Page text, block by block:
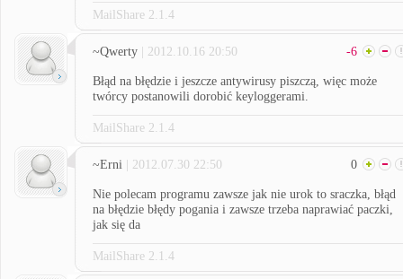
MailShare 2.1.4
~Qwerty | 2012.10.16 20:50 -6
Błąd na błędzie i jeszcze antywirusy piszczą, więc może
twórcy postanowili dorobić keyloggerami.
MailShare 2.1.4
~Erni | 2012.07.30 22:50 0
Nie polecam programu zawsze jak nie urok to sraczka, błąd
na błędzie błędy pogania i zawsze trzeba naprawiać paczki,
jak się da
MailShare 2.1.4